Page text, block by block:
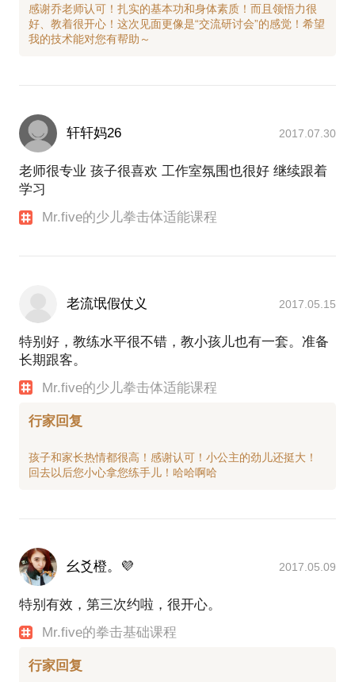
感谢乔老师认可！扎实的基本功和身体素质！而且领悟力很
好、教着很开心！这次见面更像是“交流研讨会”的感觉！希望
轩轩妈26 2017.07.30
老师很专业 孩子很喜欢 工作室氛围也很好 继续跟着
学习
Mr.five的少儿拳击体适能课程
老流氓假仗义 2017.05.15
特别好，教练水平很不错，教小孩儿也有一套。准备
长期跟客。
Mr.five的少儿拳击体适能课程
行家回复
孩子和家长热情都很高！感谢认可！小公主的劲儿还挺大！
幺爻橙。💜 2017.05.09
特别有效，第三次约啦，很开心。
Mr.five的拳击基础课程
行家回复